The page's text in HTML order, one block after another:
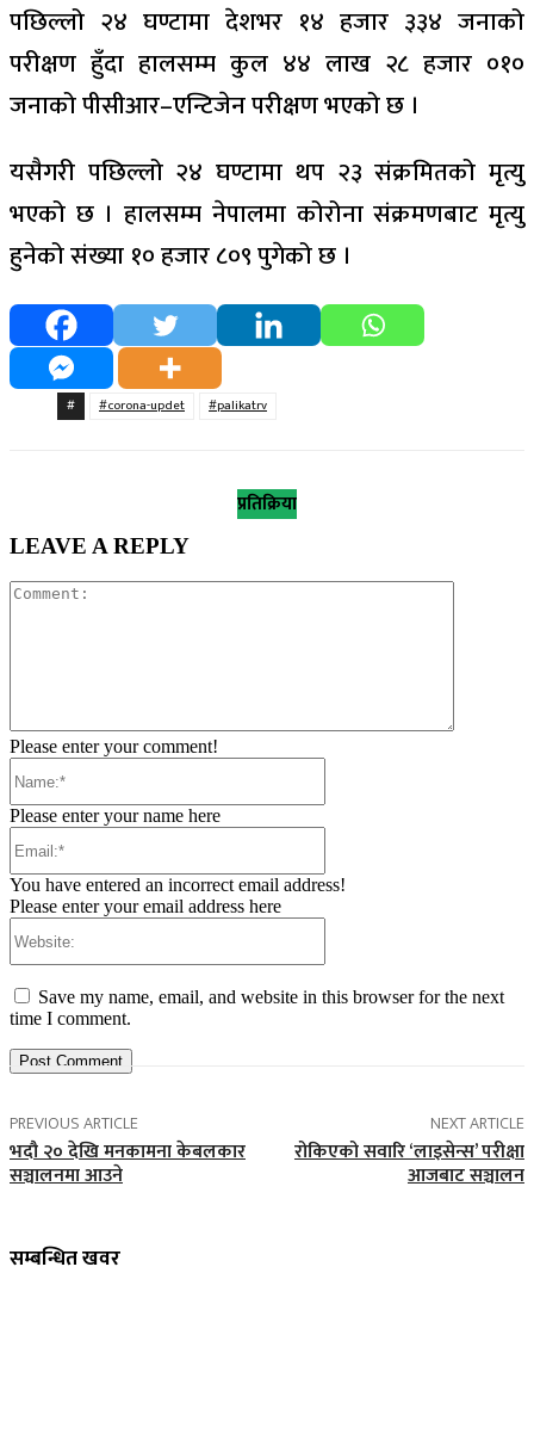
पछिल्लो २४ घण्टामा देशभर १४ हजार ३३४ जनाको
परीक्षण हुँदा हालसम्म कुल ४४ लाख २८ हजार ०१०
जनाको पीसीआर–एन्टिजेन परीक्षण भएको छ ।
यसैगरी पछिल्लो २४ घण्टामा थप २३ संक्रमितको मृत्यु
भएको छ । हालसम्म नेपालमा कोरोना संक्रमणबाट मृत्यु
हुनेको संख्या १० हजार ८०९ पुगेको छ ।
# #corona-updet #palikatrv
प्रतिक्रिया
LEAVE A REPLY
Please enter your comment!
Please enter your name here
You have entered an incorrect email address!
Please enter your email address here
Save my name, email, and website in this browser for the next
time I comment.
PREVIOUS ARTICLE
भदौ २० देखि मनकामना केबलकार
सञ्चालनमा आउने
NEXT ARTICLE
रोकिएको सवारि ‘लाइसेन्स’ परीक्षा
आजबाट सञ्चालन
सम्बन्धित खवर